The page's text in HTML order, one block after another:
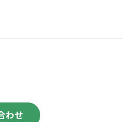
わせ